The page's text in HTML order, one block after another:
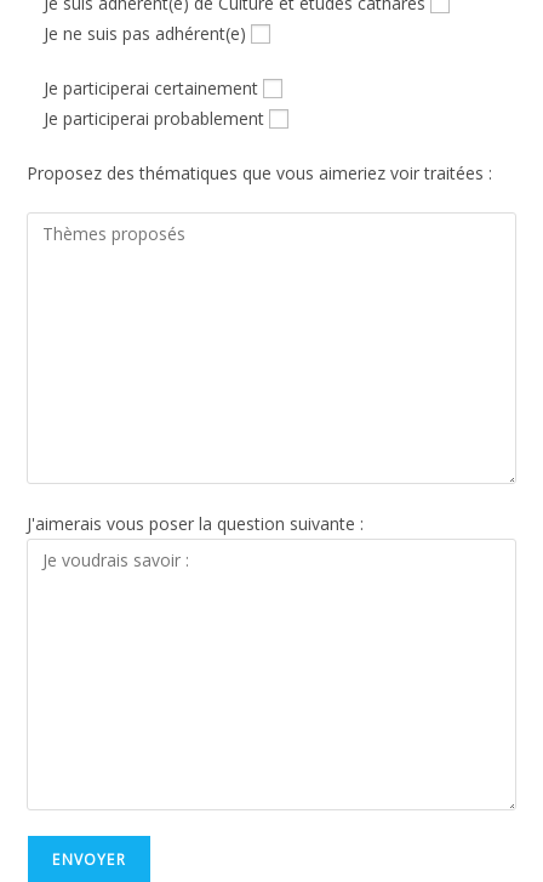
Je ne suis pas adhérent(e)
Je participerai certainement
Je participerai probablement
Proposez des thématiques que vous aimeriez voir traitées :
J'aimerais vous poser la question suivante :